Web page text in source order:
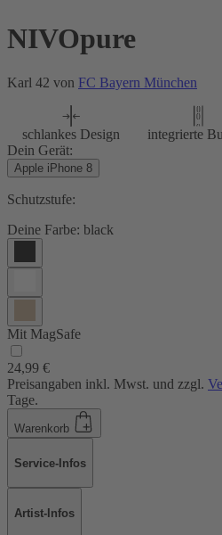
NIVOpure
Karl 42 von FC Bayern München
schlankes Design integrierte
Dein Gerät:
Apple iPhone 8
Schutzstufe:
Deine Farbe: black
Mit MagSafe
24,99 €
Preisangaben inkl. Mwst. und zzgl.
Tage.
Warenkorb
Service-Infos
Artist-Infos